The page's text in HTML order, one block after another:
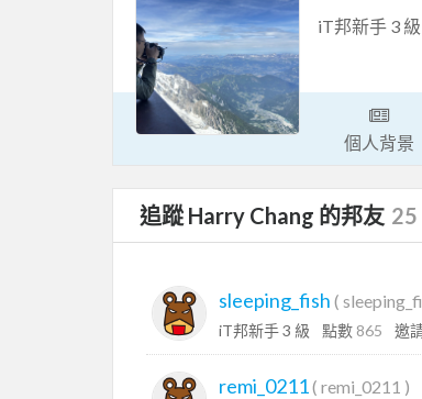
iT邦新手 3
個人背景
追蹤 Harry Chang 的邦友 25
sleeping_fish (
iT邦新手 3 級 點數 865 邀
remi_0211( remi_0211 )